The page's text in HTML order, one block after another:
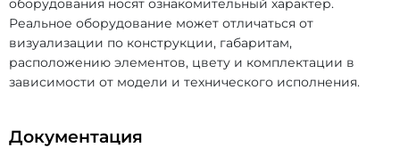
оборудования носят ознакомительный характер.
Реальное оборудование может отличаться от
визуализации по конструкции, габаритам,
расположению элементов, цвету и комплектации в
зависимости от модели и технического исполнения.
Документация